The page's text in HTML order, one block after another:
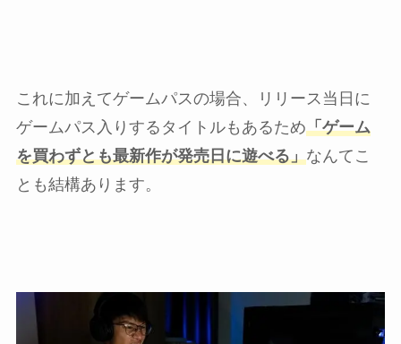
これに加えてゲームパスの場合、リリース当日に
ゲームパス入りするタイトルもあるため「ゲーム
を買わずとも最新作が発売日に遊べる」なんてこ
とも結構あります。